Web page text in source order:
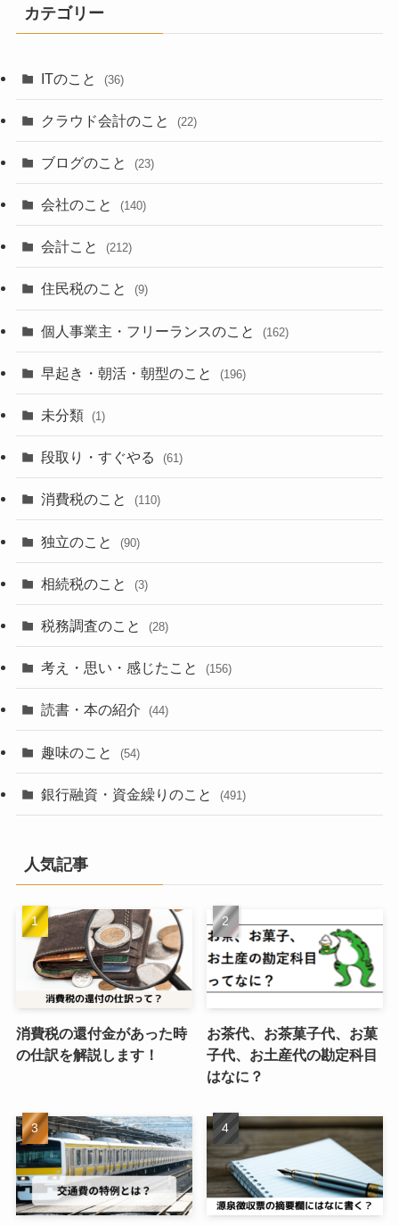
カテゴリー
ITのこと (36)
クラウド会計のこと (22)
ブログのこと (23)
会社のこと (140)
会計こと (212)
住民税のこと (9)
個人事業主・フリーランスのこと (162)
早起き・朝活・朝型のこと (196)
未分類 (1)
段取り・すぐやる (61)
消費税のこと (110)
独立のこと (90)
相続税のこと (3)
税務調査のこと (28)
考え・思い・感じたこと (156)
読書・本の紹介 (44)
趣味のこと (54)
銀行融資・資金繰りのこと (491)
人気記事
消費税の還付金があった時
の仕訳を解説します！
お茶代、お茶菓子代、お菓
子代、お土産代の勘定科目
はなに？